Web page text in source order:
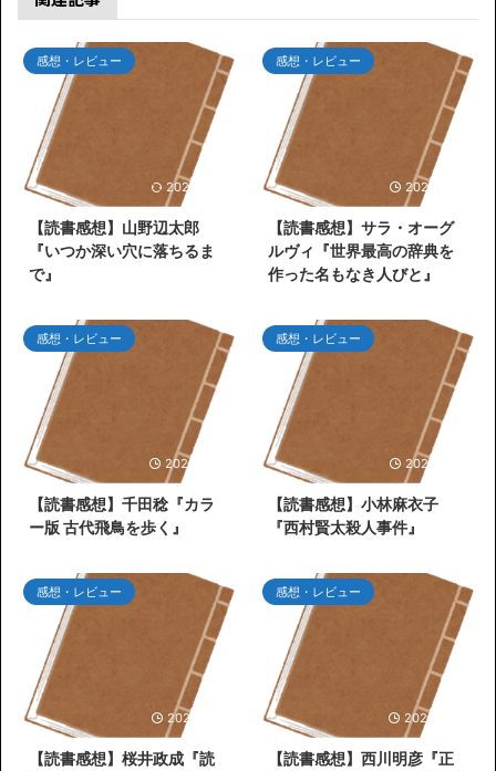
感想・レビュー
2026/7/26
【読書感想】山野辺太郎
『いつか深い穴に落ちるま
で』
感想・レビュー
2026/7/25
【読書感想】サラ・オーグ
ルヴィ『世界最高の辞典を
作った名もなき人びと』
感想・レビュー
2026/6/30
【読書感想】千田稔『カラ
ー版 古代飛鳥を歩く』
感想・レビュー
2026/6/27
【読書感想】小林麻衣子
『西村賢太殺人事件』
感想・レビュー
2026/5/31
【読書感想】桜井政成『読
感想・レビュー
2026/5/26
【読書感想】西川明彦『正